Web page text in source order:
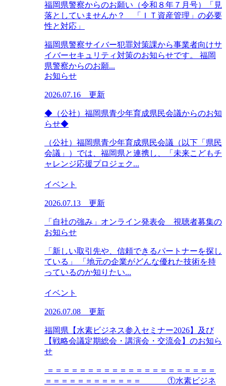
福岡県警察からのお願い（令和８年７月号）「見
落としていませんか？ 「ＩＴ資産管理」の必要
性と対応」
福岡県警察サイバー犯罪対策課から事業者向けサ
イバーセキュリティ対策のお知らせです。 福岡
県警察からのお願...
お知らせ
2026.07.16 更新
◆（公社）福岡県青少年育成県民会議からのお知
らせ◆
（公社）福岡県青少年育成県民会議（以下「県民
会議」）では、福岡県と連携し、「未来こどもチ
ャレンジ応援プロジェク...
イベント
2026.07.13 更新
「自社の強み」オンライン発表会 視聴者募集の
お知らせ
「新しい取引先や、信頼できるパートナーを探し
ている」 「地元の企業がどんな優れた技術を持
っているのか知りたい...
イベント
2026.07.08 更新
福岡県【水素ビジネス参入セミナー2026】及び
【戦略会議定期総会・講演会・交流会】のお知ら
せ
＝＝＝＝＝＝＝＝＝＝＝＝＝＝＝＝＝＝＝＝＝
＝＝＝＝＝＝＝＝＝＝＝＝ ①水素ビジネ